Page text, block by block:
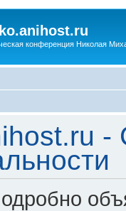
конференция Николая
-